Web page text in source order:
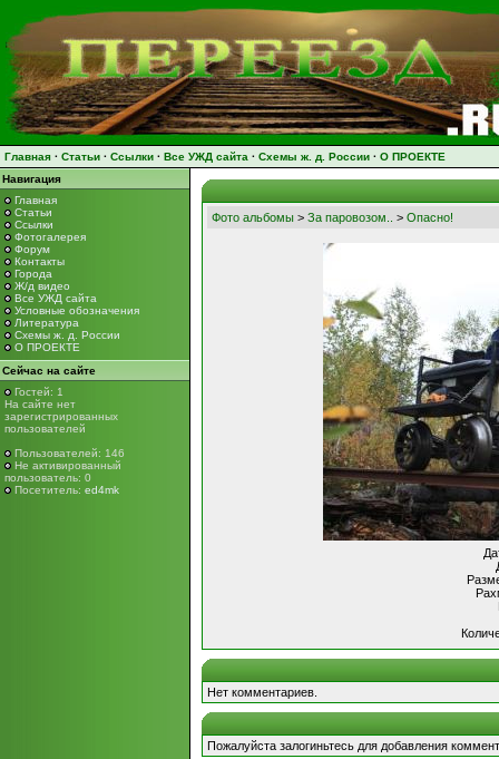
Главная · Статьи · Ссылки · Все УЖД сайта · Схемы ж. д. России · О ПРОЕКТЕ
Навигация
Главная
Статьи
Ссылки
Фотогалерея
Форум
Контакты
Города
Ж/д видео
Все УЖД сайта
Условные обозначения
Литература
Схемы ж. д. России
О ПРОЕКТЕ
Сейчас на сайте
Гостей: 1
На сайте нет
зарегистрированных
пользователей
Пользователей: 146
Не активированный
пользователь: 0
Посетитель: ed4mk
Фото альбомы > За паровозом.. > Опасно!
Нет комментариев.
Пожалуйста залогиньтесь для добавления